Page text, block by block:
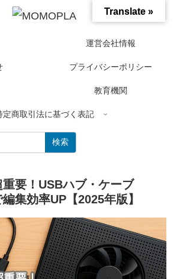
運営会社情報
プライバシーポリシー
教育機関
定商取引法に基づく表記
検索
要！USBハブ・ケーブ
集効率UP【2025年版】
Translate »